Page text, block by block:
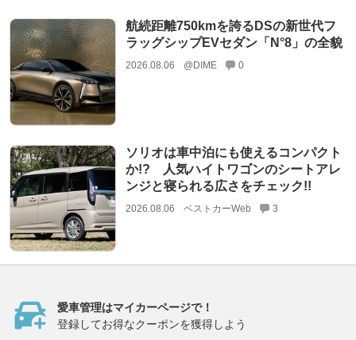
航続距離750kmを誇るDSの新世代フ
ラッグシップEVセダン「N°8」の全貌
2026.08.06 @DIME 0
ソリオは車中泊にも使えるコンパクト
か!? 人気ハイトワゴンのシートアレ
ンジと寝られる広さをチェック!!
2026.08.06 ベストカーWeb 3
愛車管理はマイカーページで！
登録してお得なクーポンを獲得しよう